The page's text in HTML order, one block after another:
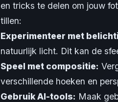
en tricks te delen om jouw
tillen:
Experimenteer met
natuurlijk licht. Dit kan de
Speel met compositie:
verschillende hoeken en
Gebruik AI-tools: Maak